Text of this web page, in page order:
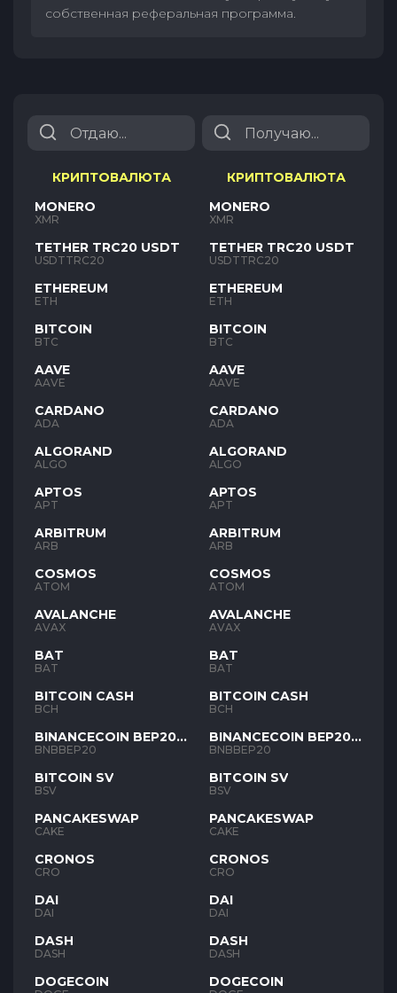
собственная реферальная программа.
КРИПТОВАЛЮТА
MONERO
XMR
TETHER TRC20 USDT
USDTTRC20
ETHEREUM
ETH
BITCOIN
BTC
AAVE
AAVE
CARDANO
ADA
ALGORAND
ALGO
APTOS
APT
ARBITRUM
ARB
COSMOS
ATOM
AVALANCHE
AVAX
BAT
BAT
BITCOIN CASH
BCH
BINANCECOIN BEP20
BNB
BNBBEP20
BITCOIN SV
BSV
PANCAKESWAP
CAKE
CRONOS
CRO
DAI
DAI
DASH
DASH
DOGECOIN
КРИПТОВАЛЮТА
MONERO
XMR
TETHER TRC20 USDT
USDTTRC20
ETHEREUM
ETH
BITCOIN
BTC
AAVE
AAVE
CARDANO
ADA
ALGORAND
ALGO
APTOS
APT
ARBITRUM
ARB
COSMOS
ATOM
AVALANCHE
AVAX
BAT
BAT
BITCOIN CASH
BCH
BINANCECOIN BEP20
BNB
BNBBEP20
BITCOIN SV
BSV
PANCAKESWAP
CAKE
CRONOS
CRO
DAI
DAI
DASH
DASH
DOGECOIN